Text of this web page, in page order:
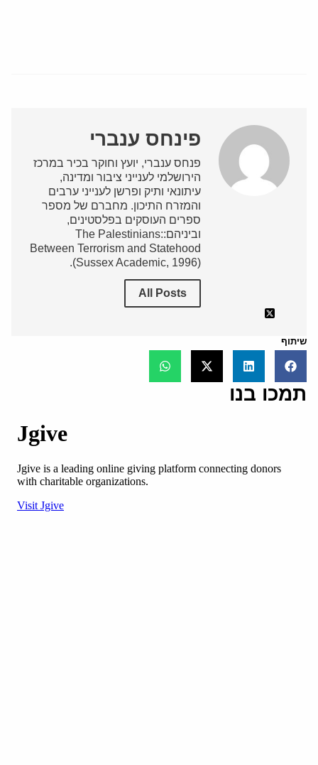
פינחס ענברי
פנחס ענברי, יועץ וחוקר בכיר במרכז
הירושלמי לענייני ציבור ומדינה,
עיתונאי ותיק ופרשן לענייני ערבים
והמזרח התיכון. מחברם של מספר
ספרים העוסקים בפלסטינים,
וביניהם:The Palestinians:
Between Terrorism and Statehood
(Sussex Academic, 1996).
All Posts
שיתוף
תמכו בנו